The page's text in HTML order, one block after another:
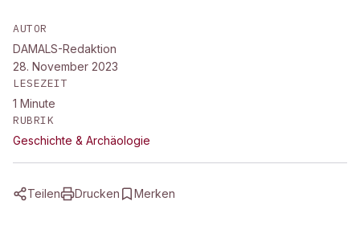
AUTOR
DAMALS-Redaktion
28. November 2023
LESEZEIT
1 Minute
RUBRIK
Geschichte & Archäologie
Teilen Drucken Merken